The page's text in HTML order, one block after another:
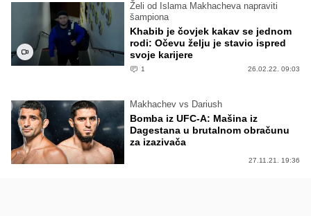
Želi od Islama Makhacheva napraviti
šampiona
Khabib je čovjek kakav se jednom
rodi: Očevu želju je stavio ispred
svoje karijere
1 26.02.22. 09:03
Makhachev vs Dariush
Bomba iz UFC-A: Mašina iz
Dagestana u brutalnom obračunu
za izazivača
27.11.21. 19:36